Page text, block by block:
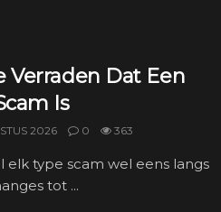
Verraden Dat Een
Is
2026 0 363
elk type scam wel eens langs
tot ...